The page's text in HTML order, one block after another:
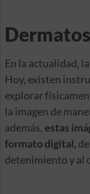
En la actualidad,
Hoy, existen
explorar
la imagen de
además, estas
formato digital,
detenimiento y al